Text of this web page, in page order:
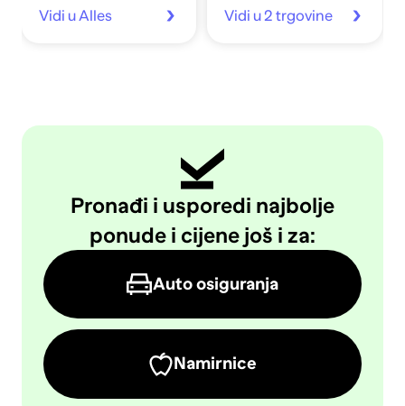
Vidi u Alles Vidi u 2 trgovine
Pronađi i usporedi najbolje
ponude i cijene još i za:
Auto osiguranja
Namirnice